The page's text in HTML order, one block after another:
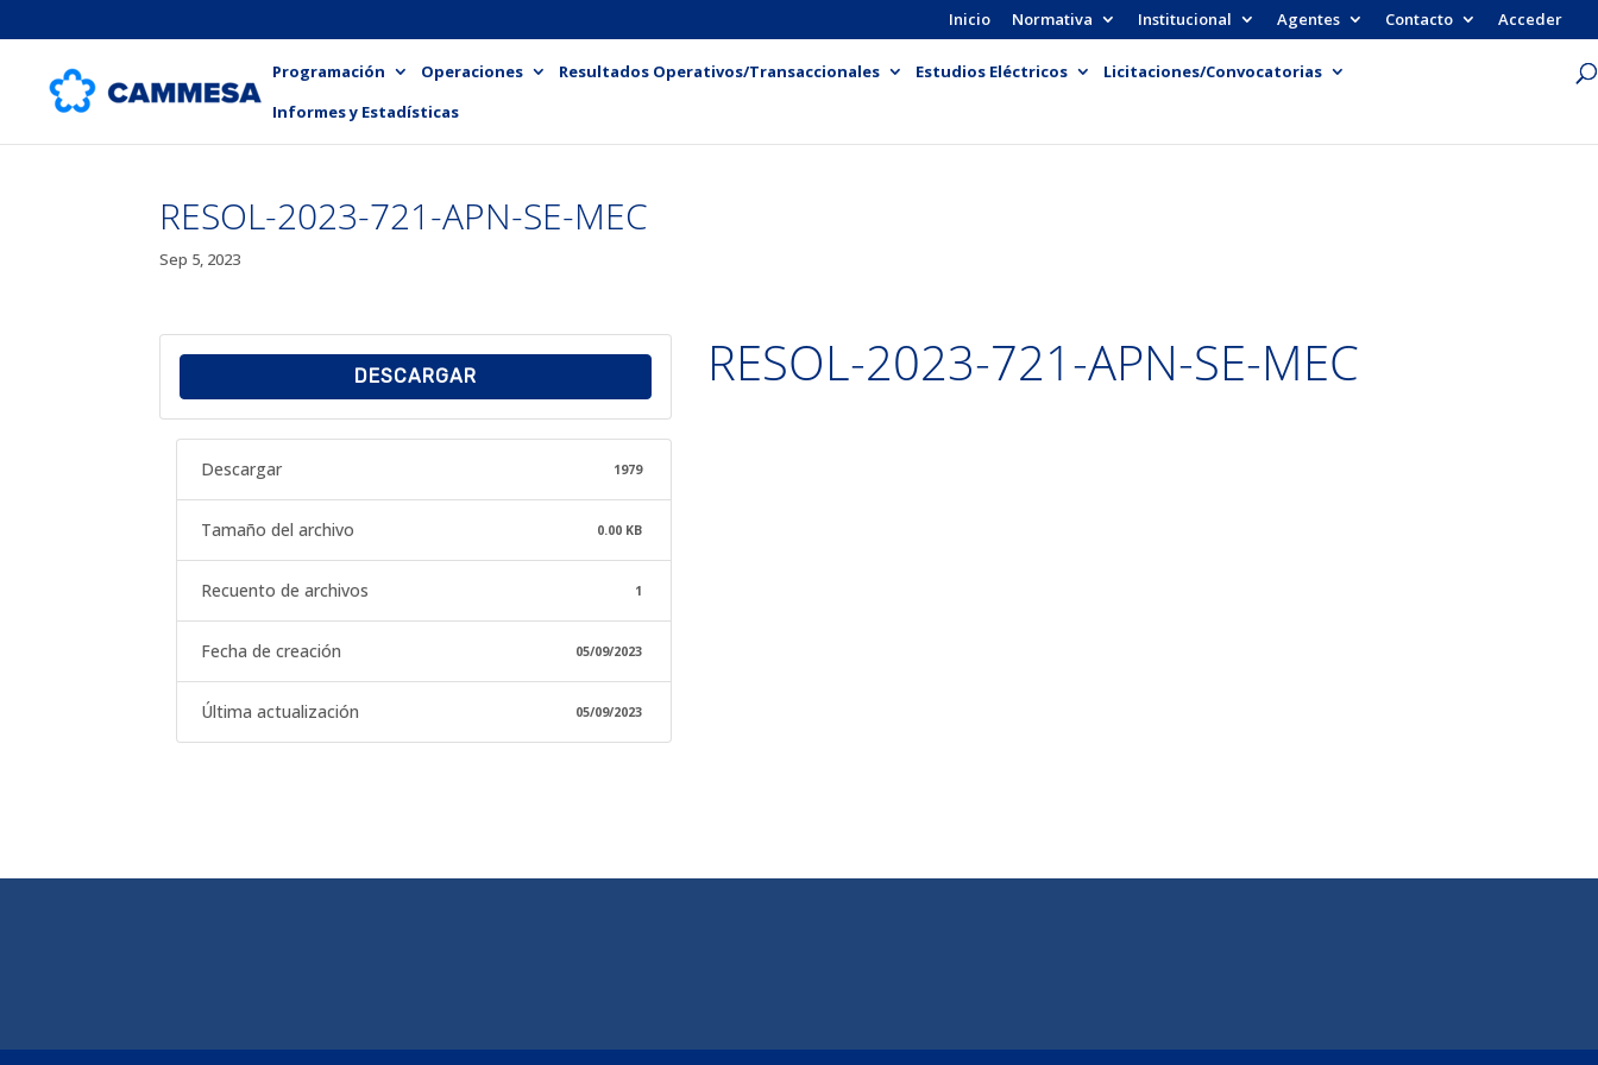
Inicio Normativa Institucional Agentes Contacto Acceder
Programación Operaciones Resultados Operativos/Transaccionales Estudios Eléctricos
Licitaciones/Convocatorias
Informes y Estadísticas
RESOL-2023-721-APN-SE-MEC
Sep 5, 2023
DESCARGAR
Descargar 1979
Tamaño del archivo 0.00 KB
Recuento de archivos 1
Fecha de creación 05/09/2023
Última actualización 05/09/2023
RESOL-2023-721-APN-SE-MEC